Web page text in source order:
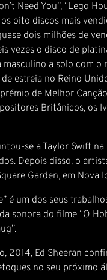
Need You”, “Lego
os oito discos mais
dois milhões de
vezes o disco de
masculino a solo com o
estreia no Reino
de Melhor
Britânicos, os
se a Taylor Swift na
Depois disso, o
Garden, em Nova
é um dos seus
sonora do filme “O
2014, Ed Sheeran
no seu próximo